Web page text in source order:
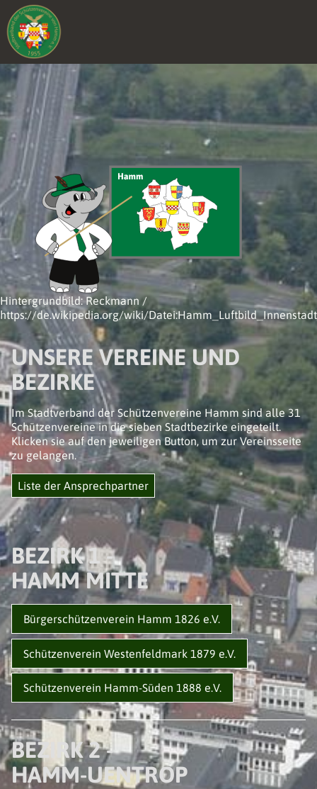
Hintergrundbild: Reckmann /
https://de.wikipedia.org/wiki/
UNSERE VEREINE UND
BEZIRKE
Im Stadtverband der Schützenvereine Hamm sind alle 31
Schützenvereine in die sieben Stadtbezirke eingeteilt.
Klicken sie auf den jeweiligen Button, um zur Vereinsseite
zu gelangen.
Liste der Ansprechpartner
BEZIRK 1 -
HAMM MITTE
Bürgerschützenverein Hamm 1826 e.V.
Schützenverein Westenfeldmark 1879 e.V.
Schützenverein Hamm-Süden 1888 e.V.
BEZIRK 2 -
HAMM-UENTROP